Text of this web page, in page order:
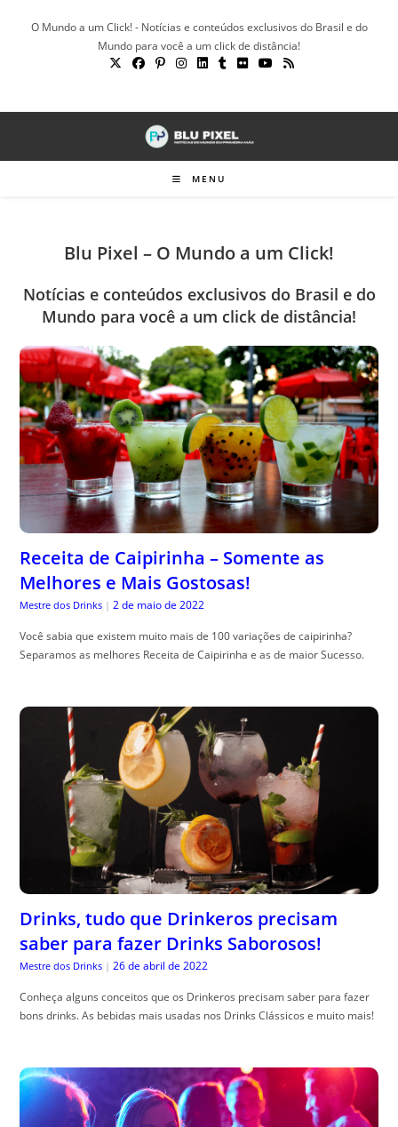
O Mundo a um Click! - Notícias e conteúdos exclusivos do Brasil e do
Mundo para você a um click de distância!
MENU
Blu Pixel – O Mundo a um Click!
Notícias e conteúdos exclusivos do Brasil e do
Mundo para você a um click de distância!
Receita de Caipirinha – Somente as
Melhores e Mais Gostosas!
Mestre dos Drinks | 2 de maio de 2022
Você sabia que existem muito mais de 100 variações de caipirinha?
Separamos as melhores Receita de Caipirinha e as de maior Sucesso.
Drinks, tudo que Drinkeros precisam
saber para fazer Drinks Saborosos!
Mestre dos Drinks | 26 de abril de 2022
Conheça alguns conceitos que os Drinkeros precisam saber para fazer
bons drinks. As bebidas mais usadas nos Drinks Clássicos e muito mais!